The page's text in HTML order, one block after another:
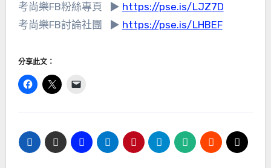
考尚樂FB粉絲專頁 ▶ https://pse.is/LJZ7D​
考尚樂FB討論社團 ▶ https://pse.is/LHBEF
分享此文：